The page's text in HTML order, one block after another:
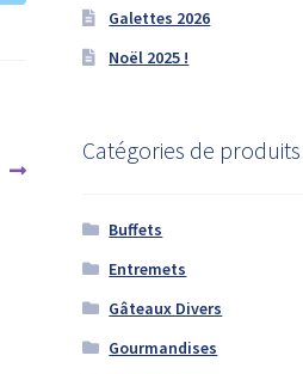
Galettes 2026
Noël 2025 !
Catégories de produits
Buffets
Entremets
Gâteaux Divers
Gourmandises